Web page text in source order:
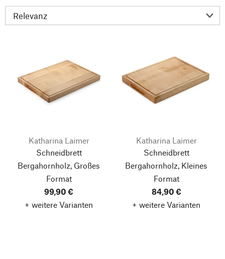
Katharina Laimer
Schneidbrett
Bergahornholz, Großes
Format
99,90 €
+ weitere Varianten
Katharina Laimer
Schneidbrett
Bergahornholz, Kleines
Format
84,90 €
+ weitere Varianten